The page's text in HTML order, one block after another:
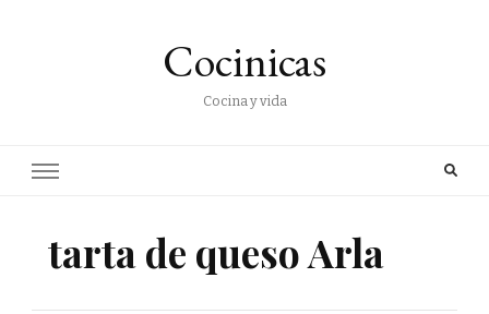
Cocinicas
Cocina y vida
tarta de queso Arla